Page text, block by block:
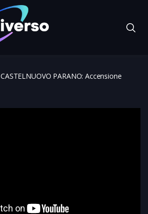
CASTELNUOVO PARANO: Accensione